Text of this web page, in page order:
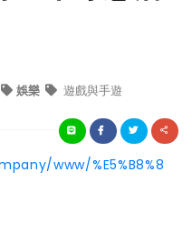
娛樂 遊戲與手遊
www/%E5%B8%8